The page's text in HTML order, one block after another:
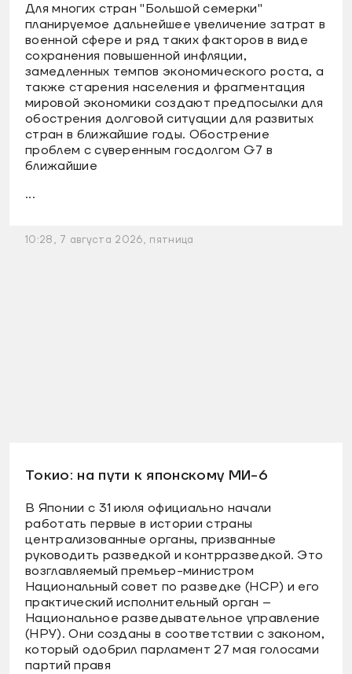
Для многих стран "Большой семерки"
планируемое дальнейшее увеличение затрат в
военной сфере и ряд таких факторов в виде
сохранения повышенной инфляции,
замедленных темпов экономического роста, а
также старения населения и фрагментация
мировой экономики создают предпосылки для
обострения долговой ситуации для развитых
стран в ближайшие годы. Обострение
проблем с суверенным госдолгом G7 в
ближайшие
...
10:28, 7 августа 2026, пятница
Токио: на пути к японскому МИ-6
В Японии с 31 июля официально начали
работать первые в истории страны
централизованные органы, призванные
руководить разведкой и контрразведкой. Это
возглавляемый премьер-министром
Национальный совет по разведке (НСР) и его
практический исполнительный орган –
Национальное разведывательное управление
(НРУ). Они созданы в соответствии с законом,
который одобрил парламент 27 мая голосами
партий правя